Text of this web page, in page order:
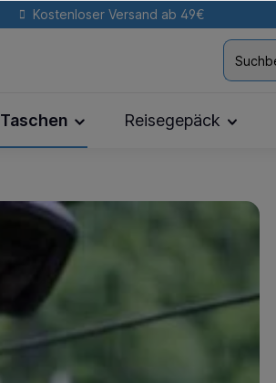
Kostenloser Versand ab 49€
Taschen Reisegepäck